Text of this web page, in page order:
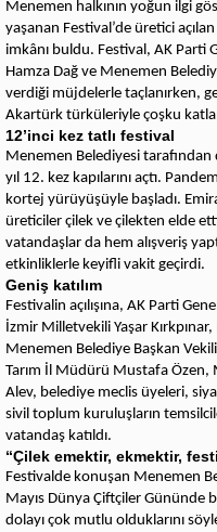
Menemen halkının yoğun ilgi
yaşanan Festival’de üretici
imkânı buldu. Festival, AK Parti
Hamza Dağ ve Menemen
verdiği müjdelerle taçlanırken,
Akartürk türküleriyle çoşku
12’inci kez tatlı festival
Menemen Belediyesi
yıl 12. kez kapılarını açtı.
kortej yürüyüşüyle başladı.
üreticiler çilek ve çilekten elde
vatandaşlar da hem alışveriş
etkinliklerle keyifli vakit geçirdi.
Geniş katılım
Festivalin açılışına, AK Parti
İzmir Milletvekili Yaşar
Menemen Belediye Başkan
Tarım İl Müdürü Mustafa
Alev, belediye meclis üyeleri,
sivil toplum kuruluşların
vatandaş katıldı.
“Çilek emektir, ekmektir,
Festivalde konuşan Menemen
Mayıs Dünya Çiftçiler Gününde
dolayı çok mutlu olduklarını